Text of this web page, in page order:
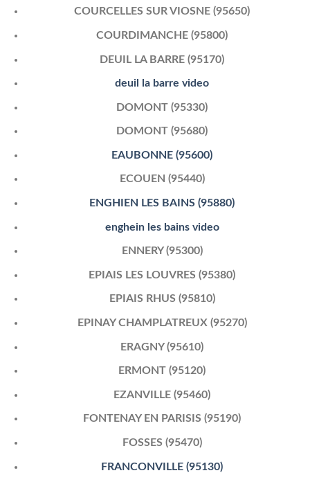
COURCELLES SUR VIOSNE (95650)
COURDIMANCHE (95800)
DEUIL LA BARRE (95170)
deuil la barre video
DOMONT (95330)
DOMONT (95680)
EAUBONNE (95600)
ECOUEN (95440)
ENGHIEN LES BAINS (95880)
enghein les bains video
ENNERY (95300)
EPIAIS LES LOUVRES (95380)
EPIAIS RHUS (95810)
EPINAY CHAMPLATREUX (95270)
ERAGNY (95610)
ERMONT (95120)
EZANVILLE (95460)
FONTENAY EN PARISIS (95190)
FOSSES (95470)
FRANCONVILLE (95130)